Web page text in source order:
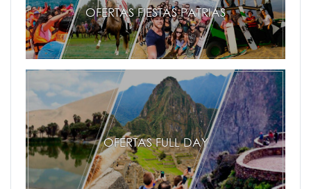
OFERTAS FIESTAS PATRIAS
OFERTAS FULL DAY